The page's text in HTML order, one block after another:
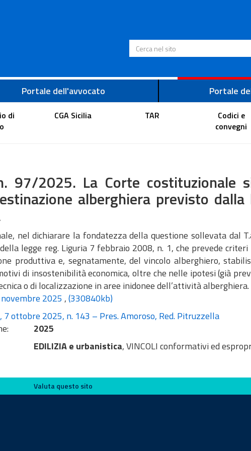
Cerca nel sito
Portale dell'avvocato Portale
di
CGA Sicilia TAR
Codici e
convegni
97/2025. La Corte costituzionale
alberghiera previsto dalla
nel dichiarare la fondatezza della questione sollevata dal
legge reg. Liguria 7 febbraio 2008, n. 1, che prevede
produttiva e, segnatamente, del vincolo alberghiero,
di insostenibilità economica, oltre che nelle ipotesi (già
o di localizzazione in aree inidonee dell’attività alberghiera.
2025 ,(330840kb)
ottobre 2025, n. 143 – Pres. Amoroso, Red. Pitruzzella
2025
EDILIZIA e urbanistica, VINCOLI conformativi ed
Valuta questo sito